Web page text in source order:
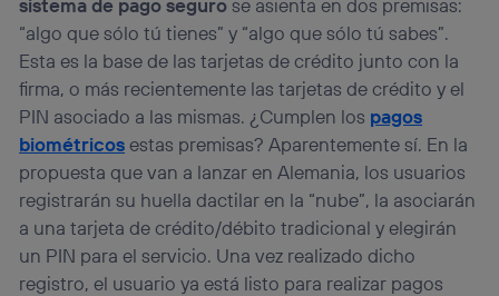
sistema de pago segurose asienta en dos premisas:
“algo que sólo tú tienes” y “algo que sólo tú sabes”.
Esta es la base de las tarjetas de crédito junto con la
firma, o más recientemente las tarjetas de crédito y el
PIN asociado a las mismas. ¿Cumplen los pagos
biométricosestas premisas? Aparentemente sí. En la
propuesta que van a lanzar en Alemania, los usuarios
registrarán su huella dactilar en la “nube”, la asociarán
a una tarjeta de crédito/débito tradicional y elegirán
un PIN para el servicio. Una vez realizado dicho
registro, el usuario ya está listo para realizar pagos
la política de privacidad de Utiq